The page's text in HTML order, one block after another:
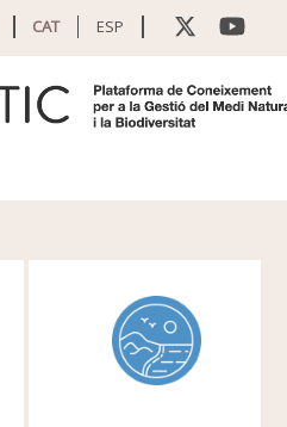
CAT ESP